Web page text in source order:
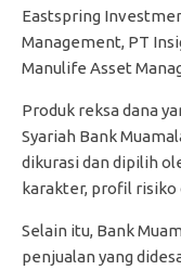
Eastspring
Management, PT
Manulife Asset
Produk reksa dana
Syariah Bank
dikurasi dan dipilih
karakter, profil risiko
Selain itu, Bank
penjualan yang